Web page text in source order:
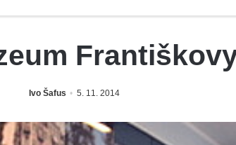
Ivo Šafus 5. 11. 2014